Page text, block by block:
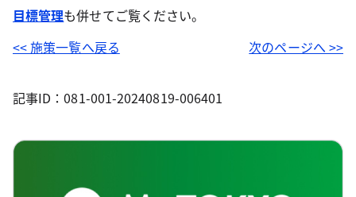
目標管理も併せてご覧ください。
<< 施策一覧へ戻る
次のページへ >>
記事ID：081-001-20240819-006401